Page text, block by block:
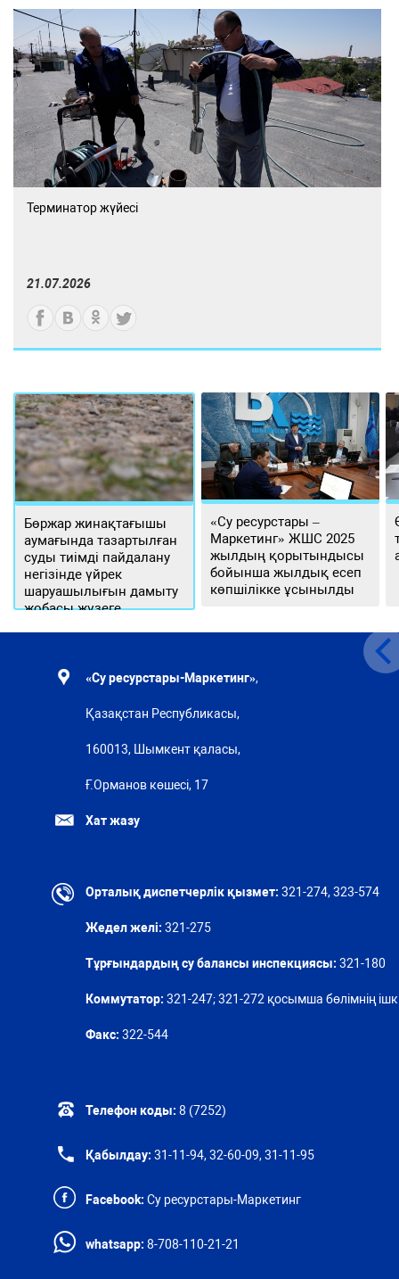
Терминатор жүйесі
21.07.2026
Бөржар жинақтағышы
аумағында тазартылған
суды тиімді пайдалану
негізінде үйрек
шаруашылығын дамыту
жобасы жүзеге
«Су ресурстары –
Маркетинг» ЖШС 2025
жылдың қорытындысы
бойынша жылдық есеп
көпшілікке ұсынылды
«Су ресурстары-Маркетинг»,
Қазақстан Республикасы,
160013, Шымкент қаласы,
Ғ.Орманов көшесі, 17
Хат жазу
Орталық диспетчерлік қызмет: 321-274, 323-574
Жедел желі: 321-275
Тұрғындардың су балансы инспекциясы: 321-180
Коммутатор: 321-247; 321-272 қосымша бөлімнің ішкі
Факс: 322-544
Телефон коды: 8 (7252)
Қабылдау: 31-11-94, 32-60-09, 31-11-95
Facebook: Су ресурстары-Маркетинг
whatsapp: 8-708-110-21-21